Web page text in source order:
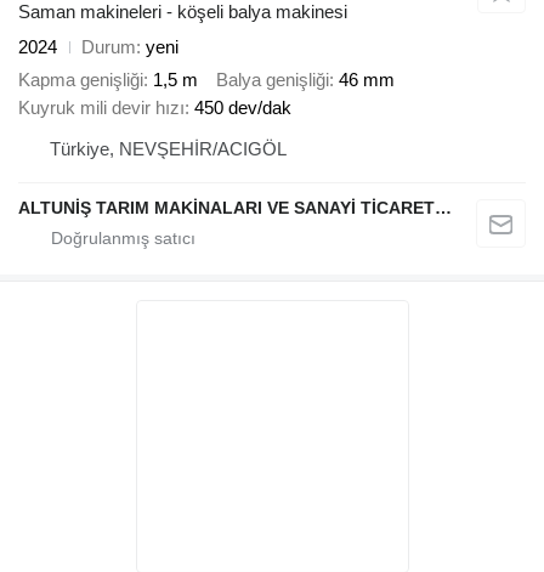
Saman makineleri - köşeli balya makinesi
2024
Durum yeni
Kapma genişliği 1,5 m Balya genişliği 46 mm
Kuyruk mili devir hızı 450 dev/dak
Türkiye, NEVŞEHİR/ACIGÖL
ALTUNİŞ TARIM MAKİNALARI VE SANAYİ TİCARET LİMİTED ŞİRKETİ